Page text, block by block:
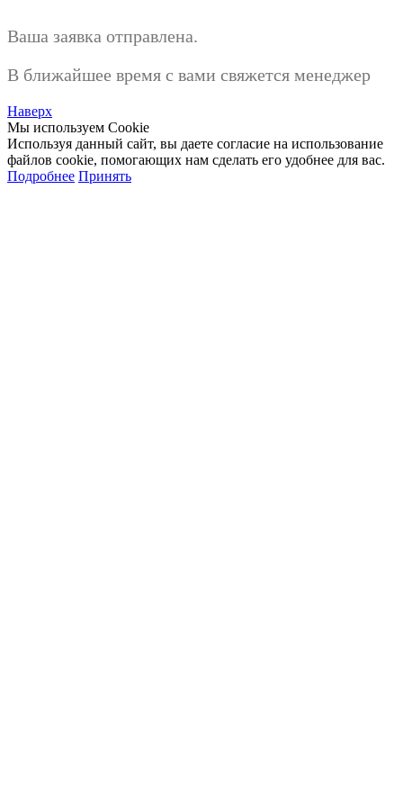
Ваша заявка отправлена.
В ближайшее время с вами свяжется менеджер
Наверх
Мы используем Cookie
Используя данный сайт, вы даете согласие на использование
файлов cookie, помогающих нам сделать его удобнее для вас.
Подробнее Принять